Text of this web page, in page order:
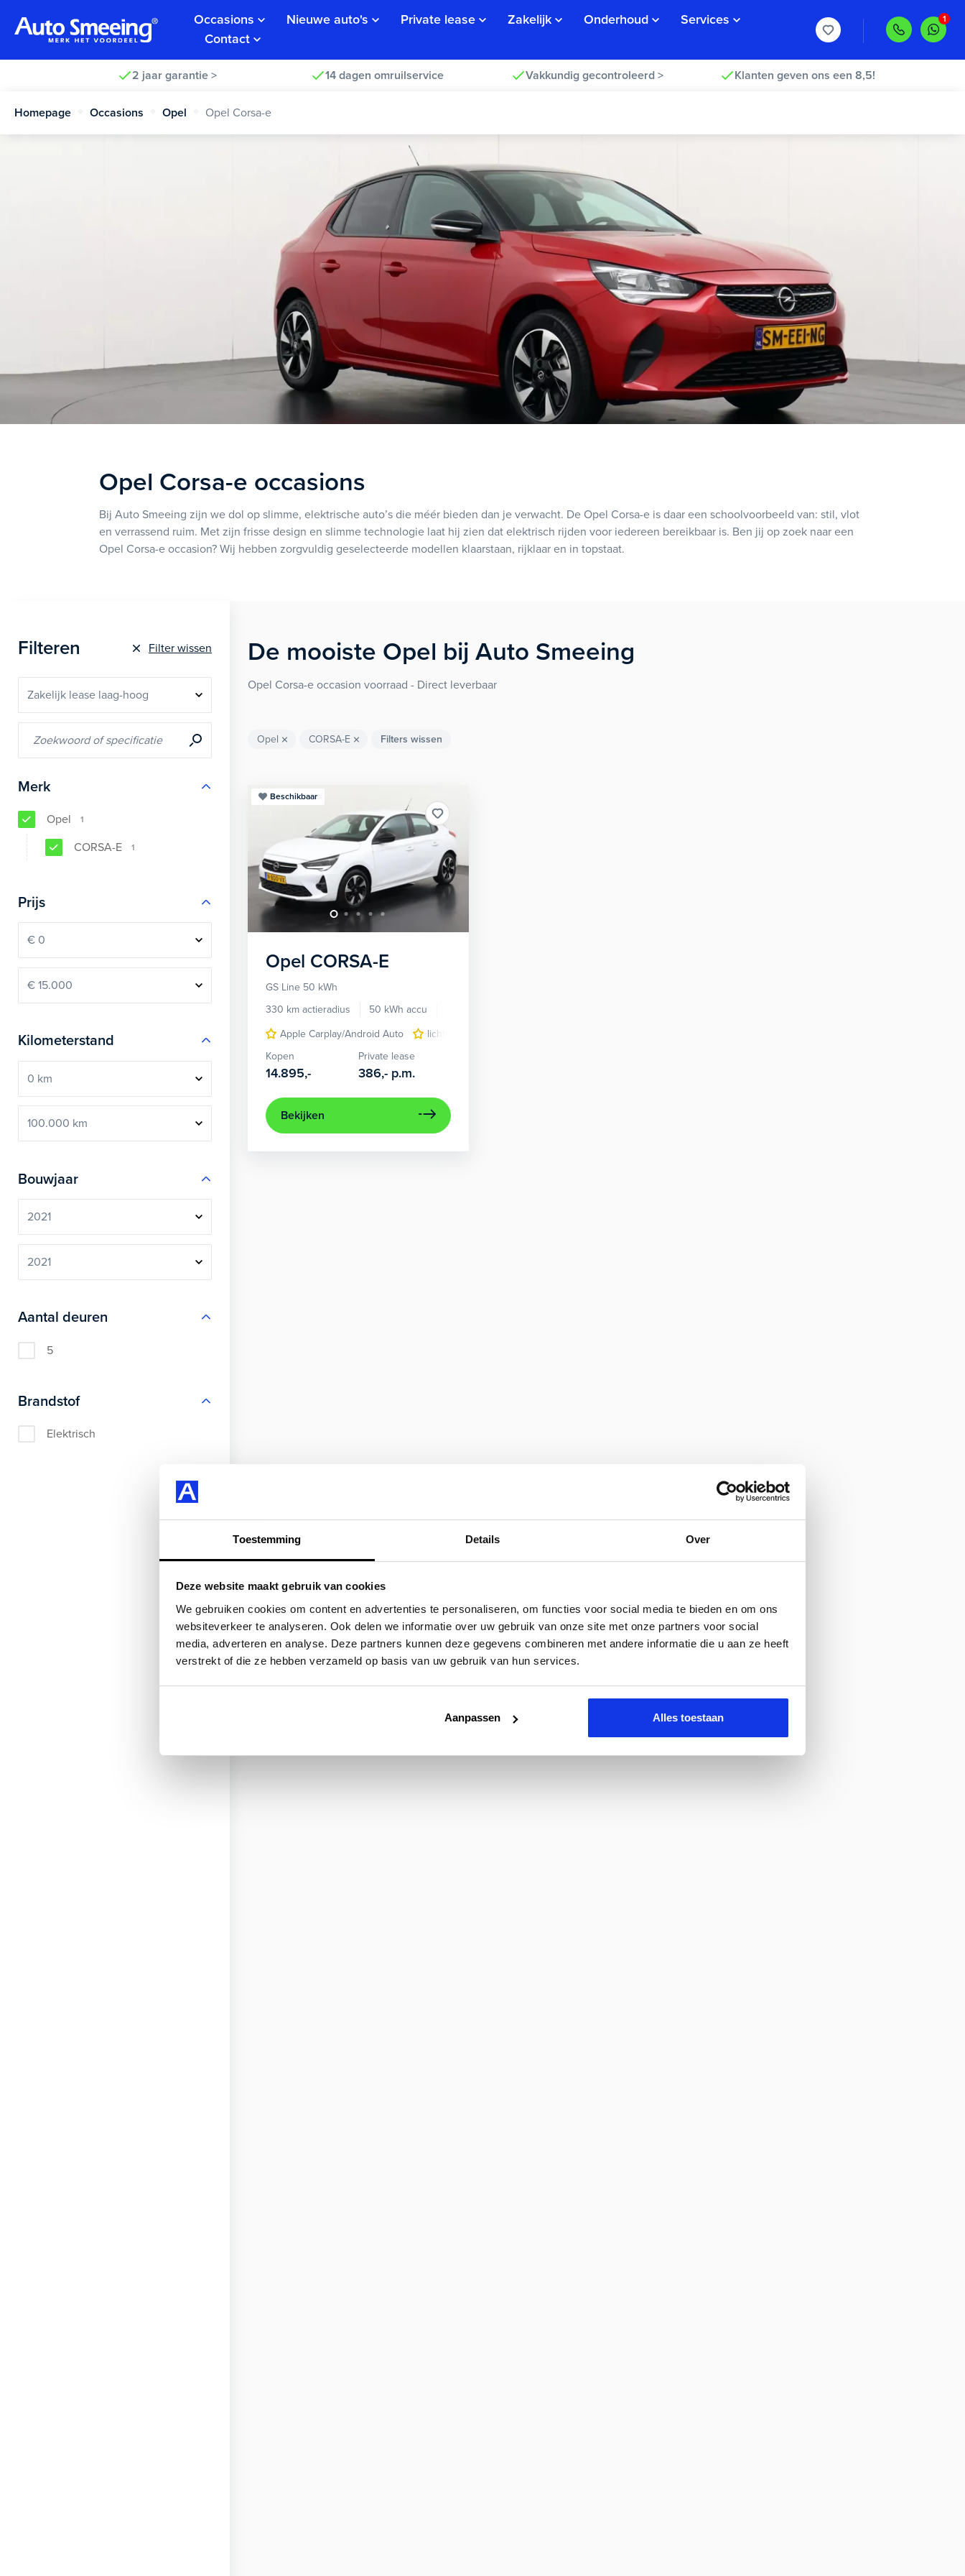
Toestemming Details Over
Deze website maakt gebruik van cookies
We gebruiken cookies om content en advertenties te personaliseren, om functies voor social media te bieden en om ons
websiteverkeer te analyseren. Ook delen we informatie over uw gebruik van onze site met onze partners voor social
media, adverteren en analyse. Deze partners kunnen deze gegevens combineren met andere informatie die u aan ze heeft
verstrekt of die ze hebben verzameld op basis van uw gebruik van hun services.
Aanpassen Alles toestaan
Occasions Nieuwe auto's Private lease Zakelijk Onderhoud
Services
Contact
2 jaar garantie > 14 dagen omruilservice Vakkundig gecontroleerd > Klanten geven ons een 8,5!
Homepage Occasions Opel Opel Corsa-e
Opel Corsa-e occasions
Bij Auto Smeeing zijn we dol op slimme, elektrische auto’s die méér bieden dan je verwacht. De Opel Corsa-e is daar een schoolvoorbeeld van: stil, vlot
en verrassend ruim. Met zijn frisse design en slimme technologie laat hij zien dat elektrisch rijden voor iedereen bereikbaar is. Ben jij op zoek naar een
Opel Corsa-e occasion? Wij hebben zorgvuldig geselecteerde modellen klaarstaan, rijklaar en in topstaat.
Filteren Filter wissen
Merk
Opel 1
CORSA-E 1
Prijs
Kilometerstand
Bouwjaar
Aantal deuren
5
Brandstof
Elektrisch
De mooiste Opel bij Auto Smeeing
Opel Corsa-e occasion voorraad - Direct leverbaar
Opel CORSA-E Filters wissen
Beschikbaar
Opel CORSA-E
GS Line 50 kWh
330 km actieradius
50 kWh accu
Apple Carplay/Android Auto
lichtmetalen velgen 16"
Kopen
14.895,-
Private lease
386,- p.m.
Bekijken